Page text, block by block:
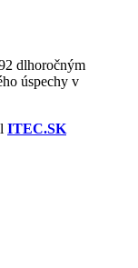
dlhoročným
úspechy v
ITEC.SK